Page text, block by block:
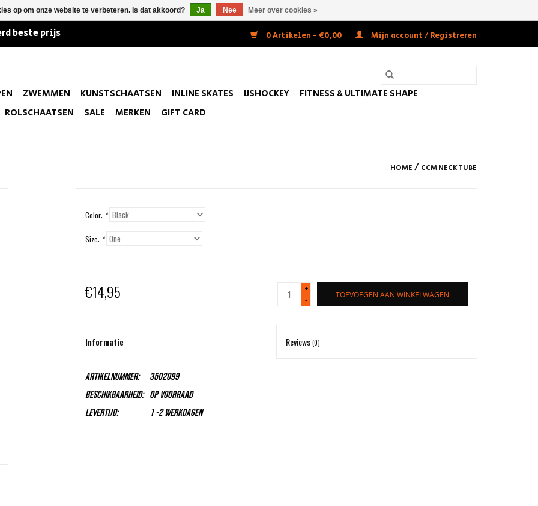
beste prijs 0 Artikelen - €0,00 Mijn account / Registreren
ZWEMMEN KUNSTSCHAATSEN INLINE SKATES IJSHOCKEY
FITNESS & ULTIMATE SHAPE
ROLSCHAATSEN
SALE MERKEN GIFT CARD
HOME / CCM NECK TUBE
Color: *
Size: *
€14,95
+
-
TOEVOEGEN AAN WINKELWAGEN
Informatie Reviews(0)
Artikelnummer:
3502099
Beschikbaarheid: Op voorraad
Levertijd:
1 -2 Werkdagen
op om onze website te verbeteren. Is dat akkoord? Ja Nee Meer over cookies »